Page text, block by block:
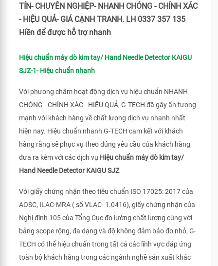
TÍN- CHUYÊN NGHIỆP- NHANH CHÓNG - CHÍNH XÁC
- HIỆU QUẢ- GIÁ CẠNH TRANH. LH 0337 357 135
Hiền để được hỗ trợ nhanh
Hiệu chuẩn máy dò kim tay/ Hand Needle Detector KAIGU
SJZ-1- Hiệu chuẩn nhanh
Với phương châm hoạt động dịch vụ hiệu chuẩn NHANH
CHÓNG - CHÍNH XÁC - HIỆU QUẢ, G-TECH đã gây ấn tượng
mạnh với khách hàng về chất lượng dịch vụ nhanh nhất
hiện nay. Hiệu chuẩn nhanh G-TECH cam kết với khách
hàng rằng sẽ phục vụ theo đúng yêu cầu của khách hàng
đưa ra kèm với các dịch vụ Hiệu chuẩn máy dò kim tay/
Hand Needle Detector KAIGU SJZ
Với giấy chứng nhận theo tiêu chuẩn ISO 17025: 2017 của
AOSC, ILAC-MRA ( số VLAC- 1.0416), giấy chứng nhận của
Nghị định 105 của Tổng Cục đo lường chất lượng cùng với
bảng scope rộng, đa dạng và độ không đảm bảo đo nhỏ, G-
TECH có thể hiệu chuẩn trong tất cả các lĩnh vực đáp ứng
toàn bộ khách hàng trong các ngành nghề sản xuất khác